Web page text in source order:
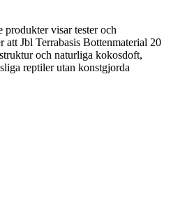
produkter visar tester och
att Jbl Terrabasis Bottenmaterial 20
och naturliga kokosdoft,
reptiler utan konstgjorda